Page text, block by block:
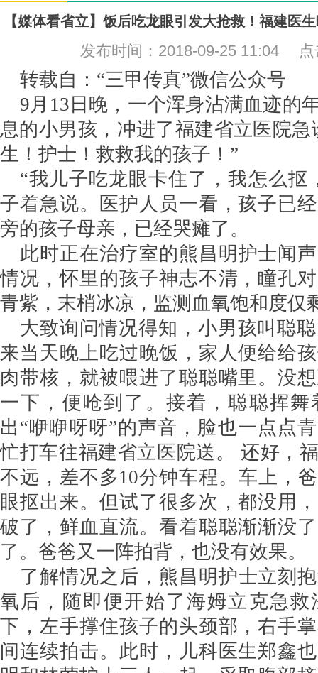
【媒体看省立】饭后吃龙眼引发大抢救！福建医
发布时间：2018-09-25 11:04 点
转载自：“三甲传真”微信公众号
9月13日晚，一个浑身沾满血迹的
息的小男孩，冲进了福建省立医院急
生！护士！救救我的孩子！”
“我儿子吃龙眼卡住了，我怎么抠
子着急说。医护人员一看，孩子已
旁的孩子母亲，已经哭瘫了。
此时正在治疗室的熊昌明护士闻
情况，怀里的孩子神志不清，瞳孔
青紫，末梢冰凉，监测血氧饱和度仅
大致询问情况得知，小男孩叫聪
来当天晚上吃过晚饭，家人便给给
肉带核，就被喂进了聪聪嘴里。没
一下，便呛到了。接着，聪聪挥
出“咿咿呀呀”的声音，脸也一点点
忙打车往福建省立医院送。 还好，
不远，差不多10分钟车程。车上，
眼抠出来。但试了很多次，都没用
破了，鲜血直流。看着聪聪渐渐没
了。爸爸又一阵拍背，也没有效果。
了解情况之后，熊昌明护士立刻
氧后，随即便开始了海姆立克急
下，左手撑住孩子的头颈部，右手
间连续拍击。此时，儿科医生郑鑫